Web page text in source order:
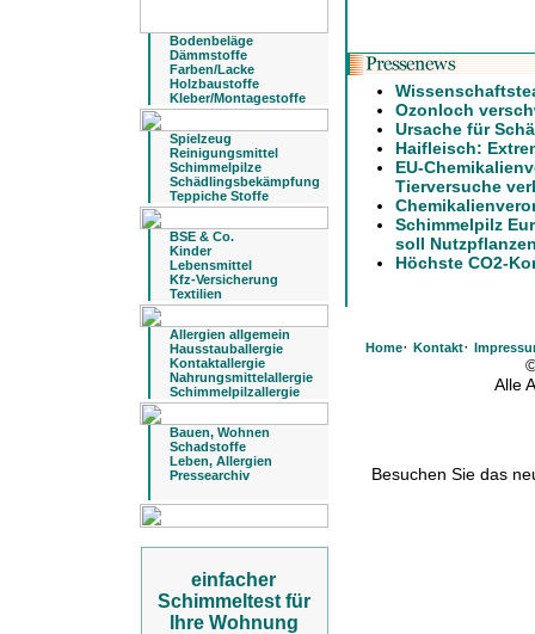
Bodenbeläge
Dämmstoffe
Farben/Lacke
Holzbaustoffe
Kleber/Montagestoffe
Spielzeug
Reinigungsmittel
Schimmelpilze
Schädlingsbekämpfung
Teppiche Stoffe
BSE & Co.
Kinder
Lebensmittel
Kfz-Versicherung
Textilien
Allergien allgemein
Hausstauballergie
Kontaktallergie
Nahrungsmittelallergie
Schimmelpilzallergie
Bauen, Wohnen
Schadstoffe
Leben, Allergien
Pressearchiv
einfacher
Schimmeltest für
Ihre Wohnung
Ozonloch
Ursache für
Haifleisch:
EU-
Tierversuche
Schimmelpilz
soll
Höchste CO2-
Home· Kontakt·
Alle
Besuchen Sie das